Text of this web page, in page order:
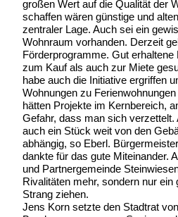
großen Wert auf die Qualität der
schaffen wären günstige und
zentraler Lage. Auch sei ein
Wohnraum vorhanden. Derzeit
Förderprogramme. Gut
zum Kauf als auch zur Miete
habe auch die Initiative ergriffen
Wohnungen zu
hätten Projekte im Kernbereich,
Gefahr, dass man sich
auch ein Stück weit von den
abhängig, so Eberl.
dankte für das gute Miteinander.
und Partnergemeinde
Rivalitäten mehr, sondern nur
Strang ziehen.
Jens Korn setzte den Stadtrat